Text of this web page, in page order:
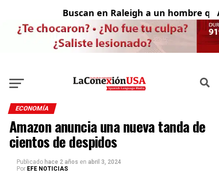
Buscan en Raleigh a un hombre
ECONOMÍA
Amazon anuncia una nueva tanda de
cientos de despidos
Publicado hace 2 años en abril 3, 2024
Por EFE NOTICIAS